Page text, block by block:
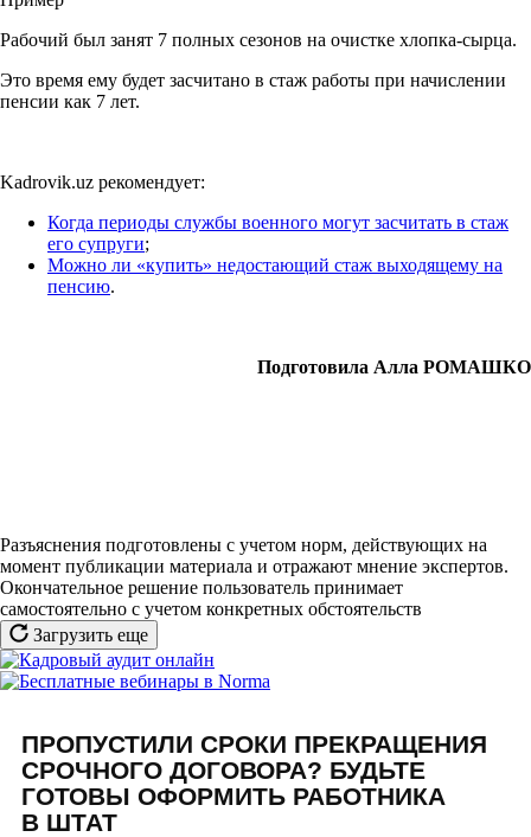
Рабочий был занят 7 полных сезонов на очистке хлопка-сырца.
Это время ему будет засчитано в стаж работы при начислении
пенсии как 7 лет.
Kadrovik.uz рекомендует:
Когда периоды службы военного могут засчитать в стаж
его супруги;
Можно ли «купить» недостающий стаж выходящему на
пенсию.
Подготовила Алла РОМАШКО
Разъяснения подготовлены с учетом норм, действующих на
момент публикации материала и отражают мнение экспертов.
Окончательное решение пользователь принимает
самостоятельно с учетом конкретных обстоятельств
Загрузить еще
ПРОПУСТИЛИ СРОКИ ПРЕКРАЩЕНИЯ
СРОЧНОГО ДОГОВОРА? БУДЬТЕ
ГОТОВЫ ОФОРМИТЬ РАБОТНИКА
В ШТАТ